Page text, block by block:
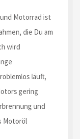
Motorrad ist
die Du am
wird
läuft,
gering
und
Motoröl